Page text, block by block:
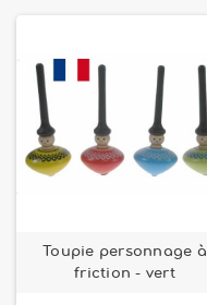
Toupie personnage à
friction - vert